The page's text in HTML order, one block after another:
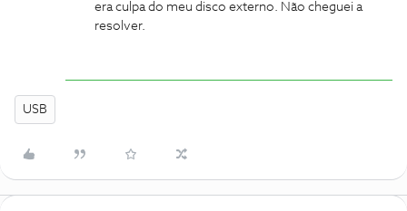
era culpa do meu disco externo. Não cheguei a
resolver.
USB